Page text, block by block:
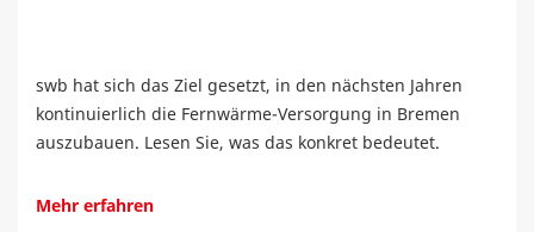
swb hat sich das Ziel gesetzt, in den nächsten Jahren
kontinuierlich die Fernwärme-Versorgung in Bremen
auszubauen. Lesen Sie, was das konkret bedeutet.
Mehr erfahren